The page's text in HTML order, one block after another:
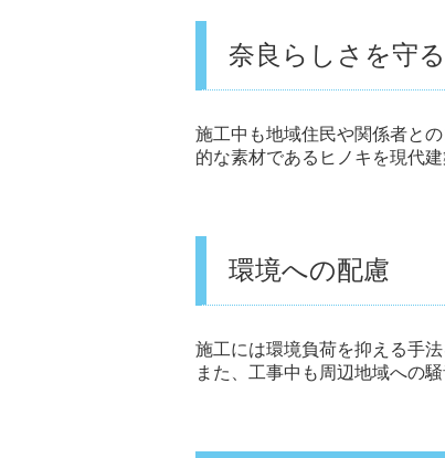
奈良らしさを守
施工中も地域住民や関係者と
的な素材であるヒノキを現代
環境への配慮
施工には環境負荷を抑える手
また、工事中も周辺地域への